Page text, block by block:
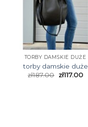
TORBY DAMSKIE DUŻE
torby damskie duże
zł187.00 zł117.00